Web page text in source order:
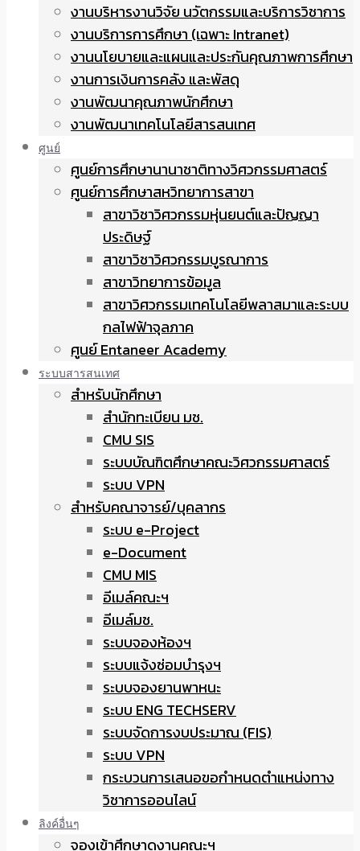
งานบริหารงานวิจัย นวัตกรรมและบริการวิชาการ
งานบริการการศึกษา (เฉพาะ Intranet)
งานนโยบายและแผนและประกันคุณภาพการศึกษา
งานการเงินการคลัง และพัสดุ
งานพัฒนาคุณภาพนักศึกษา
งานพัฒนาเทคโนโลยีสารสนเทศ
ศูนย์
ศูนย์การศึกษานานาชาติทางวิศวกรรมศาสตร์
ศูนย์การศึกษาสหวิทยาการสาขา
สาขาวิชาวิศวกรรมหุ่นยนต์และปัญญา
ประดิษฐ์
สาขาวิชาวิศวกรรมบูรณาการ
สาขาวิทยาการข้อมูล
สาขาวิศวกรรมเทคโนโลยีพลาสมาและระบบ
กลไฟฟ้าจุลภาค
ศูนย์ Entaneer Academy
ระบบสารสนเทศ
สำหรับนักศึกษา
สำนักทะเบียน มช.
CMU SIS
ระบบบัณฑิตศึกษาคณะวิศวกรรมศาสตร์
ระบบ VPN
สำหรับคณาจารย์/บุคลากร
ระบบ e-Project
e-Document
CMU MIS
อีเมล์คณะฯ
อีเมล์มช.
ระบบจองห้องฯ
ระบบแจ้งซ่อมบำรุงฯ
ระบบจองยานพาหนะ
ระบบ ENG TECHSERV
ระบบจัดการงบประมาณ (FIS)
ระบบ VPN
กระบวนการเสนอขอกำหนดตำแหน่งทาง
วิชาการออนไลน์
ลิงค์อื่นๆ
จองเข้าศึกษาดูงานคณะฯ